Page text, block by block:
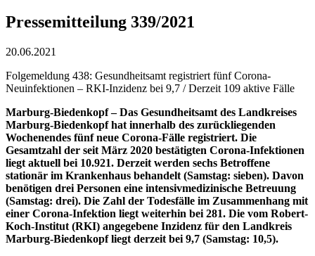
Pressemitteilung 339/2021
20.06.2021
Folgemeldung 438: Gesundheitsamt registriert fünf Corona-
Neuinfektionen – RKI-Inzidenz bei 9,7 / Derzeit 109 aktive Fälle
Marburg-Biedenkopf – Das Gesundheitsamt des Landkreises
Marburg-Biedenkopf hat innerhalb des zurückliegenden
Wochenendes fünf neue Corona-Fälle registriert. Die
Gesamtzahl der seit März 2020 bestätigten Corona-Infektionen
liegt aktuell bei 10.921. Derzeit werden sechs Betroffene
stationär im Krankenhaus behandelt (Samstag: sieben). Davon
benötigen drei Personen eine intensivmedizinische Betreuung
(Samstag: drei). Die Zahl der Todesfälle im Zusammenhang mit
einer Corona-Infektion liegt weiterhin bei 281. Die vom Robert-
Koch-Institut (RKI) angegebene Inzidenz für den Landkreis
Marburg-Biedenkopf liegt derzeit bei 9,7 (Samstag: 10,5).